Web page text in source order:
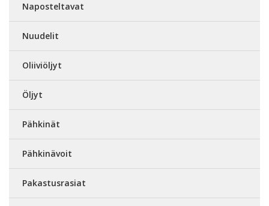
Naposteltavat
Nuudelit
Oliiviöljyt
Öljyt
Pähkinät
Pähkinävoit
Pakastusrasiat